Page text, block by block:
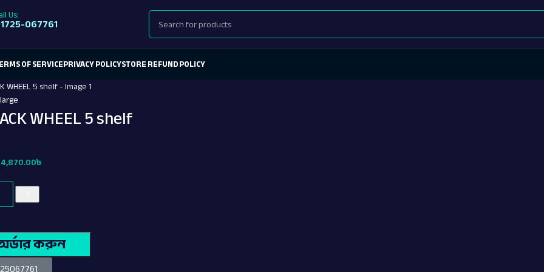
Us:
067761
OF SERVICEPRIVACY POLICYSTORE REFUND POLICY
WHEEL 5 shelf
4,870.00৳
করুন